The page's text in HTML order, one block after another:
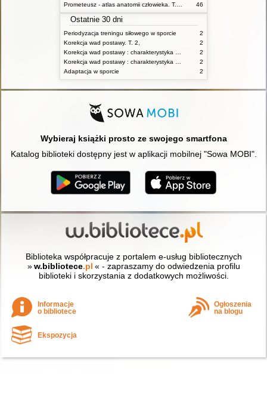
Prometeusz - atlas anatomii człowieka. T. 1,
46
Ostatnie 30 dni
Periodyzacja treningu siłowego w sporcie
2
Korekcja wad postawy. T. 2,
2
Korekcja wad postawy : charakterystyka wad postawy oraz postępowanie korekcyjne w poszczególnych rodzajach wad. T. 1
2
Korekcja wad postawy : charakterystyka wad postawy oraz postępowanie korekcyjne w poszczególnych rodzajach wad. T. 2
2
Adaptacja w sporcie
2
Wybieraj książki prosto ze swojego smartfona
Katalog biblioteki dostępny jest w aplikacji mobilnej "Sowa MOBI".
Biblioteka współpracuje z portalem e-usług bibliotecznych
» w.bibliotece.pl « - zapraszamy do odwiedzenia profilu
biblioteki i skorzystania z dodatkowych możliwości.
Informacje
o bibliotece
Ogłoszenia
na blogu
Ekspozycja